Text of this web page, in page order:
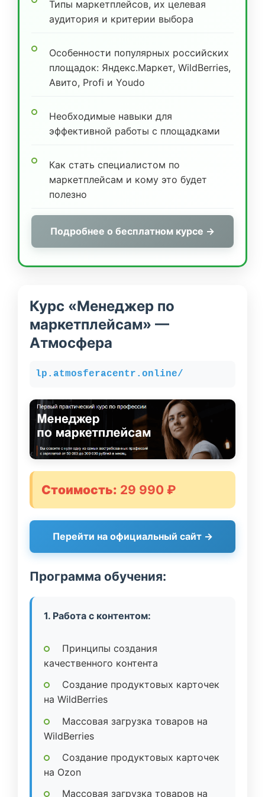
Типы маркетплейсов, их целевая
аудитория и критерии выбора
Особенности популярных российских
площадок: Яндекс.Маркет, WildBerries,
Авито, Profi и Youdo
Необходимые навыки для
эффективной работы с площадками
Как стать специалистом по
маркетплейсам и кому это будет
полезно
Подробнее о бесплатном курсе →
Курс «Менеджер по
маркетплейсам» —
Атмосфера
lp.atmosferacentr.online/
Стоимость: 29 990 ₽
Перейти на официальный сайт →
Программа обучения:
1. Работа с контентом:
Принципы создания
качественного контента
Создание продуктовых карточек
на WildBerries
Массовая загрузка товаров на
WildBerries
Создание продуктовых карточек
на Ozon
Массовая загрузка товаров на